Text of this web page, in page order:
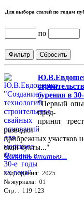
Для выбора статей по годам
по
бурения в
"Первый
пред-
принят
разведки
прибрежных участков
ской бухты..."
Читать статью...
Год издания: 2025
№ журнала: 01
Стр. : 119-123